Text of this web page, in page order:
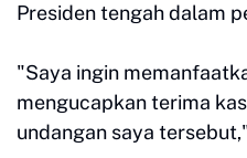
Presiden tengah dalam
"Saya ingin
mengucapkan terima
undangan saya